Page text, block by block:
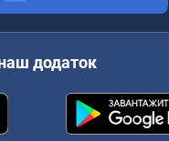
додаток